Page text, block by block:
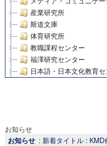
産業研究所
斯道文庫
体育研究所
教職課程センター
福澤研究センター
日本語・日本文化教育セ
グローバルリサーチイ
塾内助成報告書
科学研究費補助金研究
お知らせ
お知らせ : 新着タイトル :